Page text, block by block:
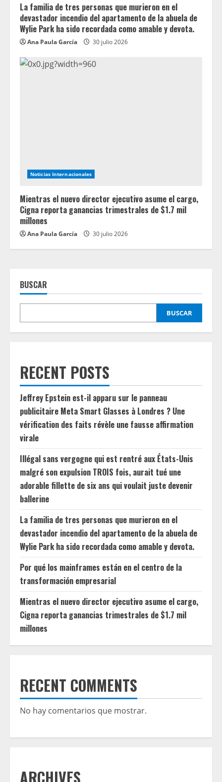
La familia de tres personas que murieron en el
devastador incendio del apartamento de la abuela de
Wylie Park ha sido recordada como amable y devota.
Ana Paula García 30 julio 2026
Noticias Internacionales
Mientras el nuevo director ejecutivo asume el cargo,
Cigna reporta ganancias trimestrales de $1.7 mil
millones
Ana Paula García 30 julio 2026
BUSCAR
BUSCAR
RECENT POSTS
Jeffrey Epstein est-il apparu sur le panneau
publicitaire Meta Smart Glasses à Londres ? Une
vérification des faits révèle une fausse affirmation
virale
Illégal sans vergogne qui est rentré aux États-Unis
malgré son expulsion TROIS fois, aurait tué une
adorable fillette de six ans qui voulait juste devenir
ballerine
La familia de tres personas que murieron en el
devastador incendio del apartamento de la abuela de
Wylie Park ha sido recordada como amable y devota.
Por qué los mainframes están en el centro de la
transformación empresarial
Mientras el nuevo director ejecutivo asume el cargo,
Cigna reporta ganancias trimestrales de $1.7 mil
millones
RECENT COMMENTS
No hay comentarios que mostrar.
ARCHIVES